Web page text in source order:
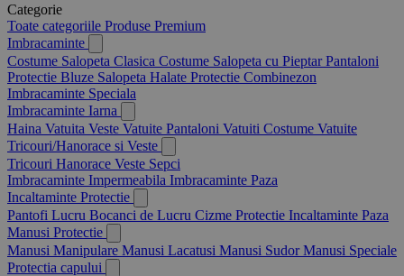
Categorie
Toate categoriile Produse Premium
Imbracaminte
Costume Salopeta Clasica Costume Salopeta cu PieptarPantaloni
Protectie Bluze Salopeta Halate Protectie Combinezon
Imbracaminte Speciala
Imbracaminte Iarna
Haina Vatuita Veste Vatuite Pantaloni Vatuiti Costume Vatuite
Tricouri/Hanorace si Veste
Tricouri Hanorace Veste Sepci
Imbracaminte Impermeabila Imbracaminte Paza
Incaltaminte Protectie
Pantofi Lucru Bocanci de Lucru Cizme Protectie Incaltaminte Paza
Manusi Protectie
Manusi Manipulare Manusi Lacatusi Manusi SudorManusi Speciale
Protectia capului